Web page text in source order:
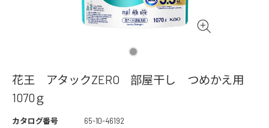
花王 アタックZERO 部屋干し つめかえ用
1070ｇ
カタログ番号
65-10-46192